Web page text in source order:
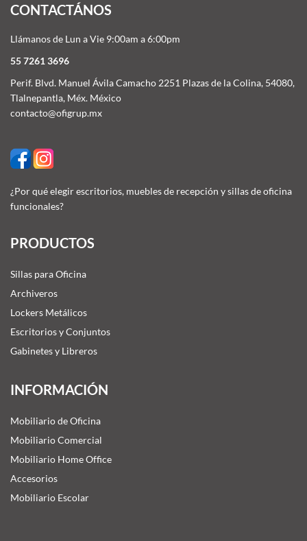
CONTACTÁNOS
Llámanos de Lun a Vie 9:00am a 6:00pm
55 7261 3696
Perif. Blvd. Manuel Ávila Camacho 2251 Plazas de la Colina, 54080,
Tlalnepantla, Méx. México
contacto@ofigrup.mx
¿Por qué elegir escritorios, muebles de recepción y sillas de oficina
funcionales?
PRODUCTOS
Sillas para Oficina
Archiveros
Lockers Metálicos
Escritorios y Conjuntos
Gabinetes y Libreros
INFORMACIÓN
Mobiliario de Oficina
Mobiliario Comercial
Mobiliario Home Office
Accesorios
Mobiliario Escolar